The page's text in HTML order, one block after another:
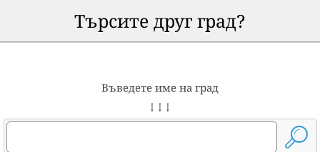
Търсите друг град?
Въведете име на град
↓ ↓ ↓